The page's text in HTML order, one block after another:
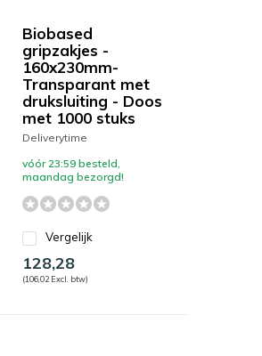
Biobased
gripzakjes -
160x230mm-
Transparant met
druksluiting - Doos
met 1000 stuks
Deliverytime
vóór 23:59 besteld,
maandag bezorgd!
Vergelijk
128,28
(106,02 Excl. btw)